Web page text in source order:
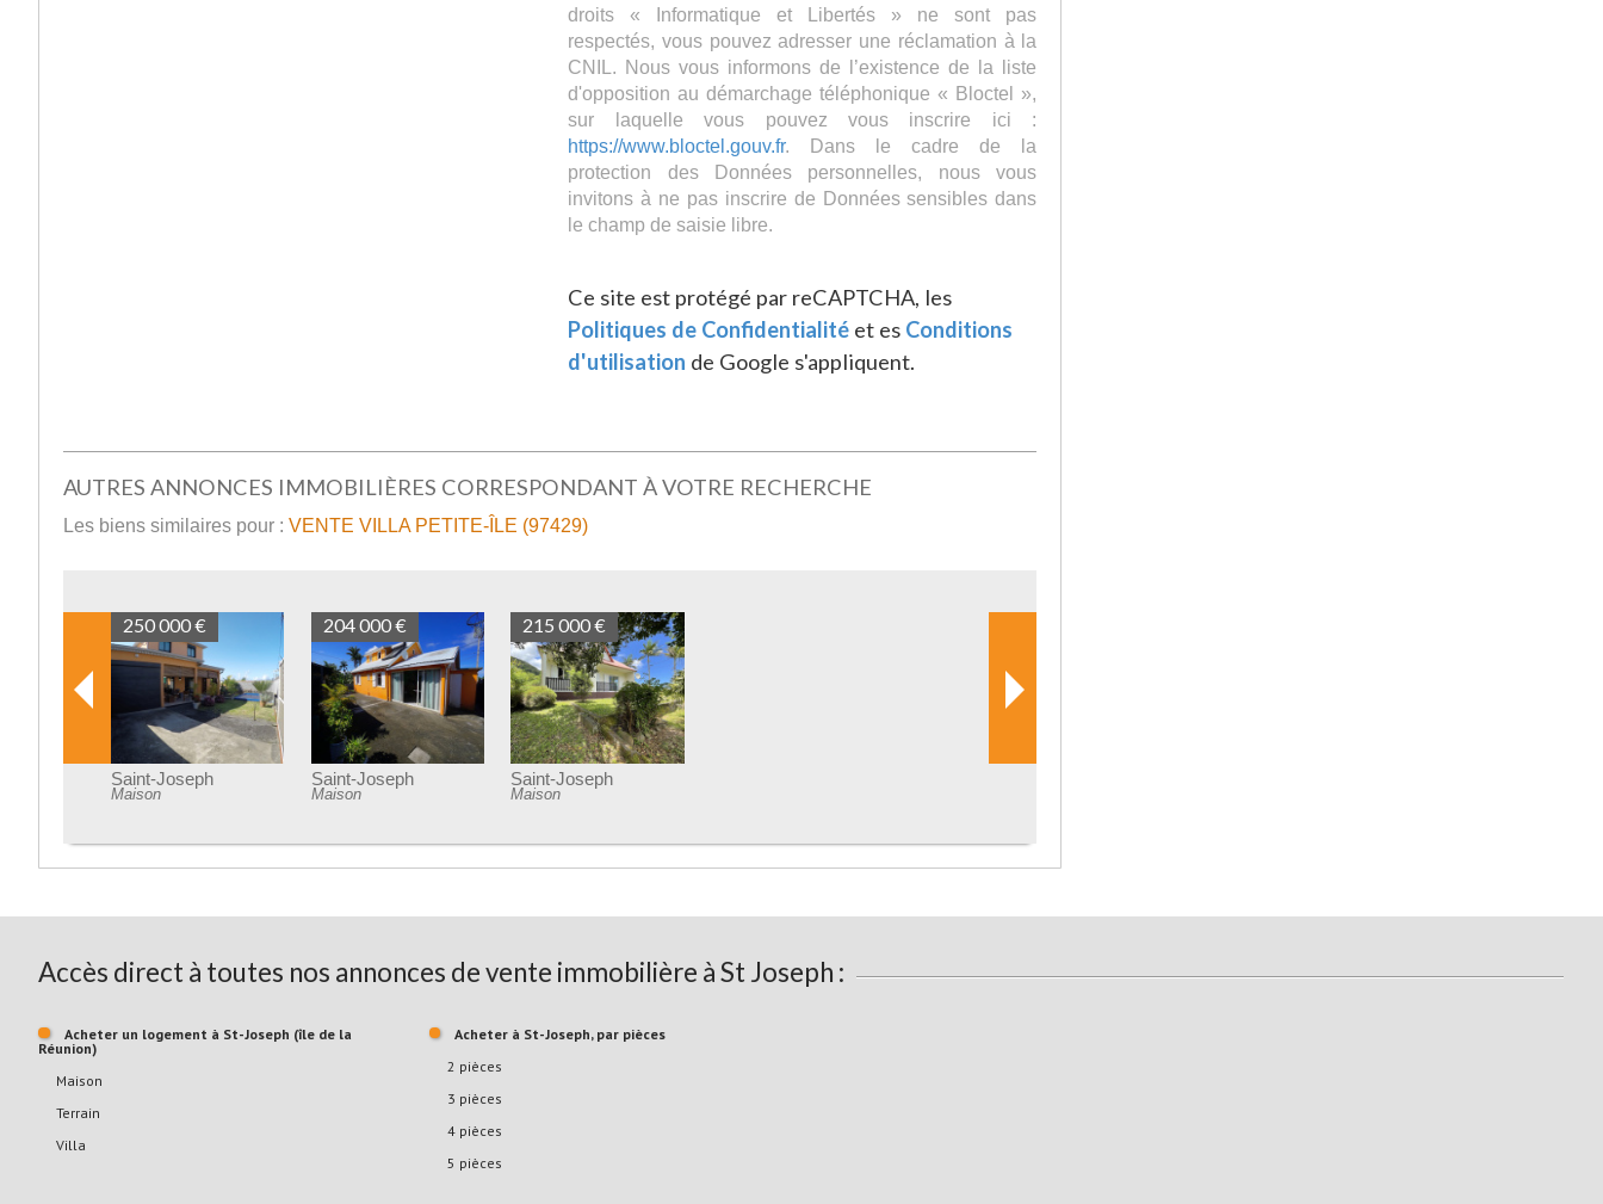
droits « Informatique et Libertés » ne sont pas
respectés, vous pouvez adresser une réclamation à la
CNIL. Nous vous informons de l’existence de la liste
d'opposition au démarchage téléphonique « Bloctel »,
sur laquelle vous pouvez vous inscrire ici :
https://www.bloctel.gouv.fr. Dans le cadre de la
protection des Données personnelles, nous vous
invitons à ne pas inscrire de Données sensibles dans
le champ de saisie libre.
Ce site est protégé par reCAPTCHA, les
Politiques de Confidentialité et es Conditions
d'utilisation de Google s'appliquent.
AUTRES ANNONCES IMMOBILIÈRES CORRESPONDANT À VOTRE RECHERCHE
Les biens similaires pour : VENTE VILLA PETITE-ÎLE (97429)
271 000 €
Saint-Joseph
Terrain
213 000 €
Saint-Joseph
Maison
Accès direct à toutes nos annonces de vente immobilière à St Joseph :
Acheter un logement à St-Joseph (île de la
Réunion)
Maison
Terrain
Villa
Acheter à St-Joseph, par pièces
2 pièces
3 pièces
4 pièces
5 pièces